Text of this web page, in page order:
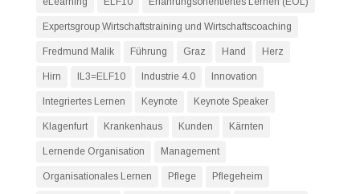
Expertsgroup Wirtschaftstraining und Wirtschaftscoaching
Fredmund Malik Führung Graz Hand Herz
Hirn IL3=ELF10 Industrie 4.0 Innovation
Integriertes Lernen Keynote Keynote Speaker
Klagenfurt Krankenhaus Kunden Kärnten
Lernende Organisation Management
Organisationales Lernen Pflege Pflegeheim